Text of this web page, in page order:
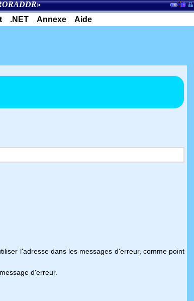
»
.NET Annexe Aide
l'adresse dans les messages d'erreur, comme point
d'erreur.